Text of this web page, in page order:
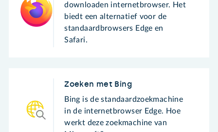
downloaden internetbrowser. Het
biedt een alternatief voor de
standaardbrowsers Edge en
Safari.
Zoeken met Bing
Bing is de standaardzoekmachine
in de internetbrowser Edge. Hoe
werkt deze zoekmachine van